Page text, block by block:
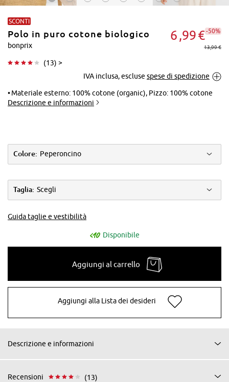
Tocca per
ingrandire
SCONTI
Polo in puro cotone biologico
bonprix
(13) >
6 99€-50%
13,99 €
IVA inclusa, escluse spese di spedizione
Materiale esterno: 100% cotone (organic), Pizzo: 100% cotone
Descrizione e informazioni
Colore: Peperoncino
Taglia: Scegli
Guida taglie e vestibilità
Disponibile
Aggiungi al carrello
Aggiungi alla Lista dei desideri
Descrizione e informazioni
Recensioni (13)